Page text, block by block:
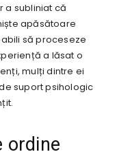
a subliniat că
apăsătoare
să proceseze
a lăsat o
mulți dintre ei
suport psihologic
ordine